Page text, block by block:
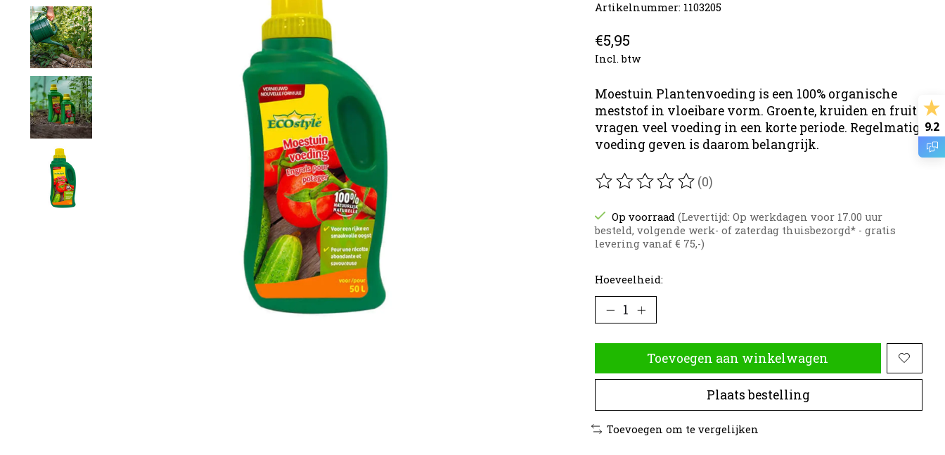
Artikelnummer: 1103205
€5,95
Incl. btw
Moestuin Plantenvoeding is een 100% organische
meststof in vloeibare vorm. Groente, kruiden en fruit
vragen veel voeding in een korte periode. Regelmatig
voeding geven is daarom belangrijk.
De beoordeling van dit product is
(0)
Op voorraad (Levertijd: Op werkdagen voor 17.00 uur
besteld, volgende werk- of zaterdag thuisbezorgd* - gratis
levering vanaf € 75,-)
Hoeveelheid:
Toevoegen aan winkelwagen
Plaats bestelling
Toevoegen om te vergelijken
9.2